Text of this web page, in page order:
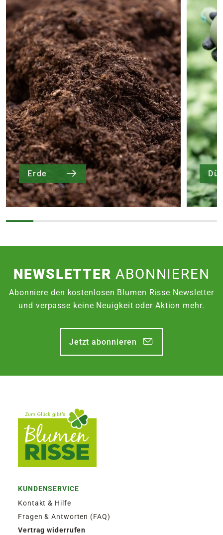
Erde
NEWSLETTER ABONNIEREN
Abonniere den kostenlosen Blumen Risse Newsletter
und verpasse keine Neuigkeit oder Aktion mehr.
Jetzt abonnieren
KUNDENSERVICE
Kontakt & Hilfe
Fragen & Antworten (FAQ)
Vertrag widerrufen